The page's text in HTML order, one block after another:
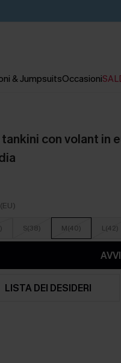
& JumpsuitsOccasioni
con volant in
S(38) M(40) L(42)
LISTA DEI DESIDERI